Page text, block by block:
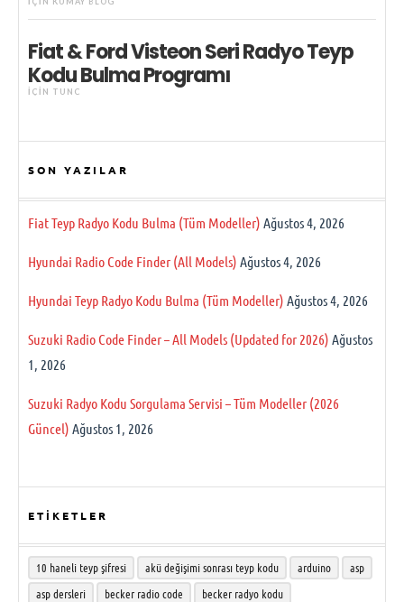
Fiat & Ford Visteon Seri Radyo Teyp
Kodu Bulma Programı
IÇIN TUNC
SON YAZILAR
Fiat Teyp Radyo Kodu Bulma (Tüm Modeller) Ağustos 4, 2026
Hyundai Radio Code Finder (All Models) Ağustos 4, 2026
Hyundai Teyp Radyo Kodu Bulma (Tüm Modeller) Ağustos 4, 2026
Suzuki Radio Code Finder – All Models (Updated for 2026) Ağustos
1, 2026
Suzuki Radyo Kodu Sorgulama Servisi – Tüm Modeller (2026
Güncel) Ağustos 1, 2026
ETİKETLER
10 haneli teyp şifresi akü değişimi sonrası teyp kodu arduino
asp
asp dersleri
becker radio code
becker radyo kodu